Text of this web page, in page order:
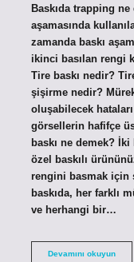
Baskıda trapping
aşamasında
zamanda baskı
ikinci basılan rengi
Tire baskı nedir?
şişirme nedir?
oluşabilecek
görsellerin hafifçe
baskı ne demek?
özel baskılı
rengini basmak için
baskıda, her farklı
ve herhangi bir…
Devamını okuyun